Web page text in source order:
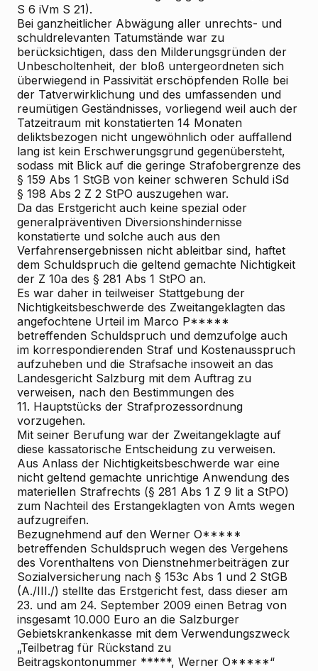
S 6 iVm S 21).
Bei ganzheitlicher Abwägung aller unrechts- und
schuldrelevanten Tatumstände war zu
berücksichtigen, dass den Milderungsgründen der
Unbescholtenheit, der bloß untergeordneten sich
überwiegend in Passivität erschöpfenden Rolle bei
der Tatverwirklichung und des umfassenden und
reumütigen Geständnisses, vorliegend weil auch der
Tatzeitraum mit konstatierten 14 Monaten
deliktsbezogen nicht ungewöhnlich oder auffallend
lang ist kein Erschwerungsgrund gegenübersteht,
sodass mit Blick auf die geringe Strafobergrenze des
§ 159 Abs 1 StGB von keiner schweren Schuld iSd
§ 198 Abs 2 Z 2 StPO auszugehen war.
Da das Erstgericht auch keine spezial oder
generalpräventiven Diversionshindernisse
konstatierte und solche auch aus den
Verfahrensergebnissen nicht ableitbar sind, haftet
dem Schuldspruch die geltend gemachte Nichtigkeit
der Z 10a des § 281 Abs 1 StPO an.
Es war daher in teilweiser Stattgebung der
Nichtigkeitsbeschwerde des Zweitangeklagten das
angefochtene Urteil im Marco P*****
betreffenden Schuldspruch und demzufolge auch
im korrespondierenden Straf und Kostenausspruch
aufzuheben und die Strafsache insoweit an das
Landesgericht Salzburg mit dem Auftrag zu
verweisen, nach den Bestimmungen des
11. Hauptstücks der Strafprozessordnung
vorzugehen.
Mit seiner Berufung war der Zweitangeklagte auf
diese kassatorische Entscheidung zu verweisen.
Aus Anlass der Nichtigkeitsbeschwerde war eine
nicht geltend gemachte unrichtige Anwendung des
materiellen Strafrechts (§ 281 Abs 1 Z 9 lit a StPO)
zum Nachteil des Erstangeklagten von Amts wegen
aufzugreifen.
Bezugnehmend auf den Werner O*****
betreffenden Schuldspruch wegen des Vergehens
des Vorenthaltens von Dienstnehmerbeiträgen zur
Sozialversicherung nach § 153c Abs 1 und 2 StGB
(A./III./) stellte das Erstgericht fest, dass dieser am
23. und am 24. September 2009 einen Betrag von
insgesamt 10.000 Euro an die Salzburger
Gebietskrankenkasse mit dem Verwendungszweck
„Teilbetrag für Rückstand zu
Beitragskontonummer *****, Werner O*****“